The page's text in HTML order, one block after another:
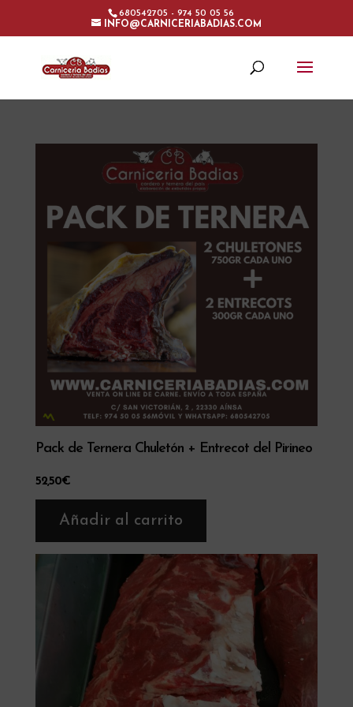
680542705 - 974 50 05 56
INFO@CARNICERIABADIAS.COM
Pack de Ternera Chuletón + Entrecot del Pirineo
52,50€
Añadir al carrito